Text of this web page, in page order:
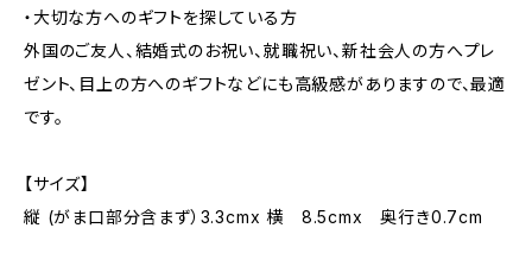
・大切な方へのギフトを探している方
外国のご友人、結婚式のお祝い、就職祝い、新社会人の方へプレ
ゼント、目上の方へのギフトなどにも高級感がありますので、最適
です。
【サイズ】
縦 (がま口部分含まず）3.3cmx 横 8.5cmx 奥行き0.7cm